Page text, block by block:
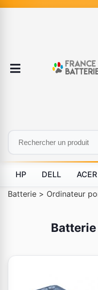
HP DELL ACER
Batterie > Ordinateur